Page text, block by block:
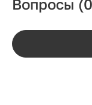
Вопросы